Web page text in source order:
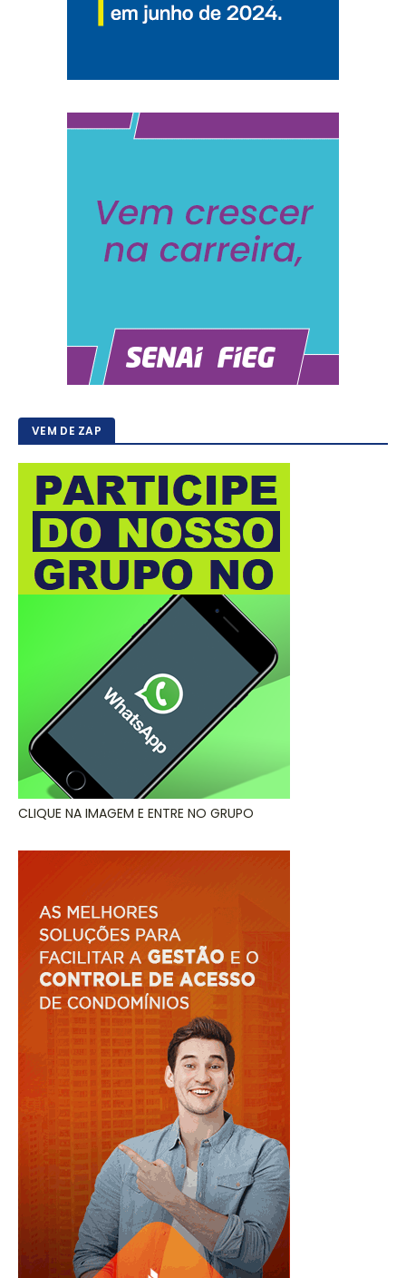
VEM DE ZAP
CLIQUE NA IMAGEM E ENTRE NO GRUPO